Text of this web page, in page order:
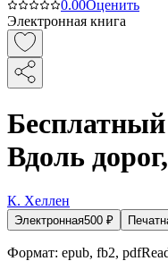
0.00Оценить
Электронная книга
Вдоль
К. Хеллен
Электронная500 ₽
Формат: epub, fb2,